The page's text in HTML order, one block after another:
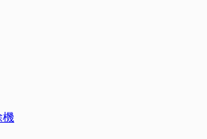
機